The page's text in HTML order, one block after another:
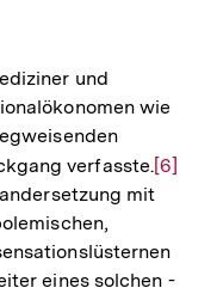
und
wie
verfasste.Zur
[6]
mit
eines solchen -